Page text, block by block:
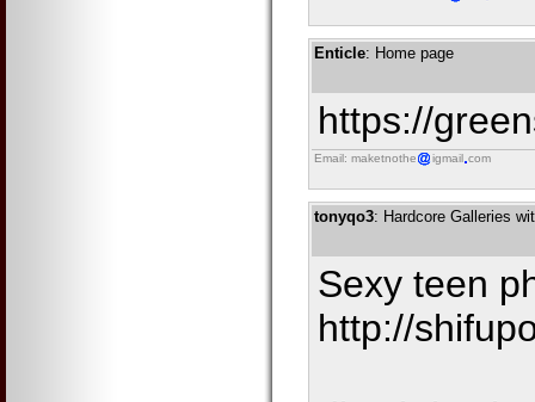
Enticle: Home page
https://
Email: maketnothe igmail com
tonyqo3: Hardcore Galleries
Sexy teen
http://